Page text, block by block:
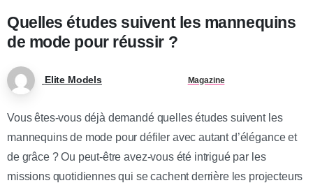
Quelles études suivent les mannequins
de mode pour réussir ?
Elite Models Magazine
Vous êtes-vous déjà demandé quelles études suivent les
mannequins de mode pour défiler avec autant d’élégance et
de grâce ? Ou peut-être avez-vous été intrigué par les
missions quotidiennes qui se cachent derrière les projecteurs